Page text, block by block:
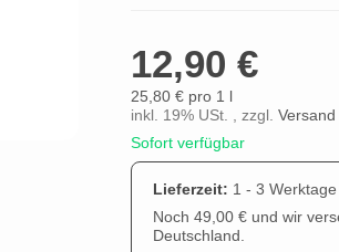
12,90 €
25,80 € pro 1 l
inkl. 19% USt. , zzgl. Versand
Sofort verfügbar
Lieferzeit: 1 - 3 Werktage
Noch 49,00 € und wir
Deutschland.